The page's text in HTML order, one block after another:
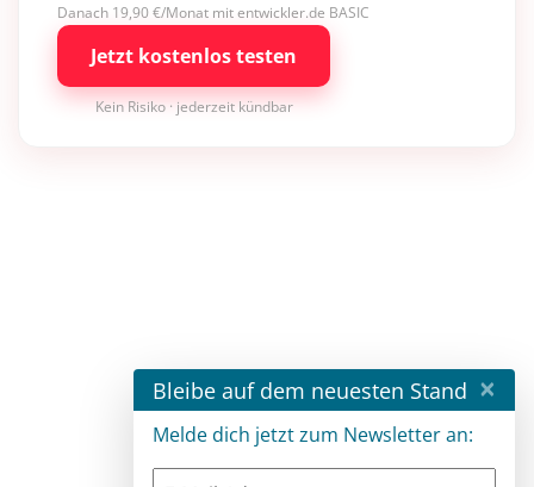
Danach 19,90 €/Monat mit entwickler.de BASIC
Jetzt kostenlos testen
Kein Risiko · jederzeit kündbar
Bleibe auf dem neuesten Stand ×
Melde dich jetzt zum Newsletter an: